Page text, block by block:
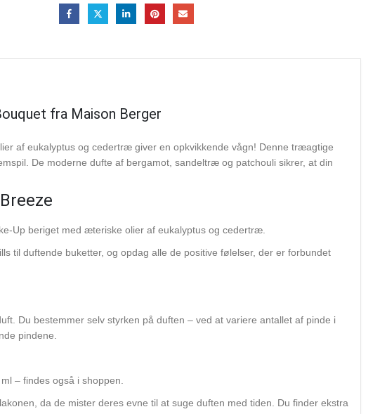
fra Maison Berger
af eukalyptus og cedertræ giver en opkvikkende vågn! Denne træagtige
De moderne dufte af bergamot, sandeltræ og patchouli sikrer, at din
Up beriget med æteriske olier af eukalyptus og cedertræ.
til duftende buketter, og opdag alle de positive følelser, der er forbundet
Du bestemmer selv styrken på duften – ved at variere antallet af pinde i
pindene.
– findes også i shoppen.
da de mister deres evne til at suge duften med tiden. Du finder ekstra